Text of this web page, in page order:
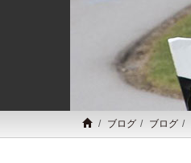
ブログ ブログ